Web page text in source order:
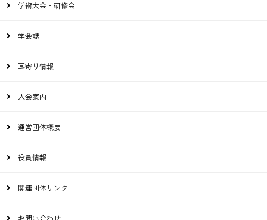
学術大会・研修会
学会誌
耳寄り情報
入会案内
運営団体概要
役員情報
関連団体リンク
お問い合わせ